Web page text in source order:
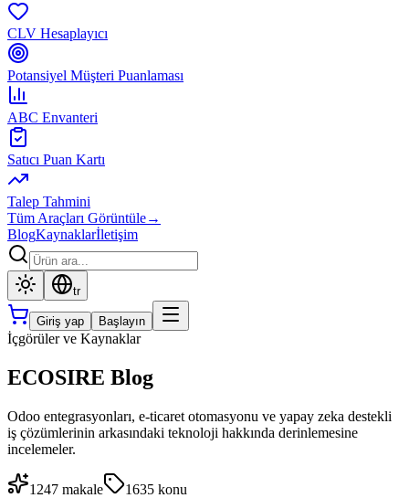
CLV Hesaplayıcı
Potansiyel Müşteri Puanlaması
ABC Envanteri
Satıcı Puan Kartı
Talep Tahmini
Tüm Araçları Görüntüle→
BlogKaynaklarİletişim
tr
Giriş yap Başlayın
İçgörüler ve Kaynaklar
ECOSIRE Blog
Odoo entegrasyonları, e-ticaret otomasyonu ve yapay zeka destekli
iş çözümlerinin arkasındaki teknoloji hakkında derinlemesine
incelemeler.
1247 makale 1635 konu